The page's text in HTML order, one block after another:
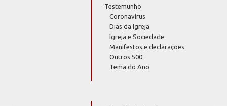
Testemunho
Coronavírus
Dias da Igreja
Igreja e Sociedade
Manifestos e declarações
Outros 500
Tema do Ano